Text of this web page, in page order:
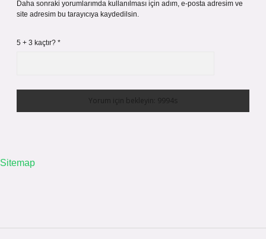
Daha sonraki yorumlarımda kullanılması için adım, e-posta adresim ve
site adresim bu tarayıcıya kaydedilsin.
5 + 3 kaçtır? *
Sitemap